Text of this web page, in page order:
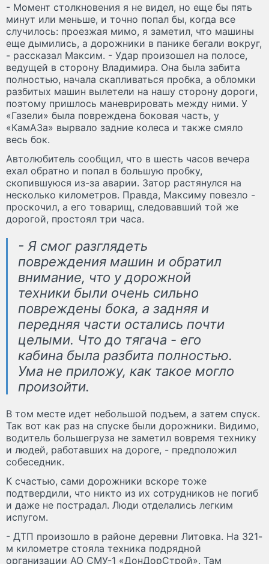
- Момент столкновения я не видел, но еще бы пять
минут или меньше, и точно попал бы, когда все
случилось: проезжая мимо, я заметил, что машины
еще дымились, а дорожники в панике бегали вокруг,
- рассказал Максим. - Удар произошел на полосе,
ведущей в сторону Владимира. Она была забита
полностью, начала скапливаться пробка, а обломки
разбитых машин вылетели на нашу сторону дороги,
поэтому пришлось маневрировать между ними. У
«Газели» была повреждена боковая часть, у
«КамАЗа» вырвало задние колеса и также смяло
весь бок.
Автолюбитель сообщил, что в шесть часов вечера
ехал обратно и попал в большую пробку,
скопившуюся из-за аварии. Затор растянулся на
несколько километров. Правда, Максиму повезло -
проскочил, а его товарищ, следовавший той же
дорогой, простоял три часа.
- Я смог разглядеть
повреждения машин и обратил
внимание, что у дорожной
техники были очень сильно
повреждены бока, а задняя и
передняя части остались почти
целыми. Что до тягача - его
кабина была разбита полностью.
Ума не приложу, как такое могло
произойти.
В том месте идет небольшой подъем, а затем спуск.
Так вот как раз на спуске были дорожники. Видимо,
водитель большегруза не заметил вовремя технику
и людей, работавших на дороге, - предположил
собеседник.
К счастью, сами дорожники вскоре тоже
подтвердили, что никто из их сотрудников не погиб
и даже не пострадал. Люди отделались легким
испугом.
- ДТП произошло в районе деревни Литовка. На 321-
м километре стояла техника подрядной
организации АО СМУ-1 «ДонДорСтрой». Там